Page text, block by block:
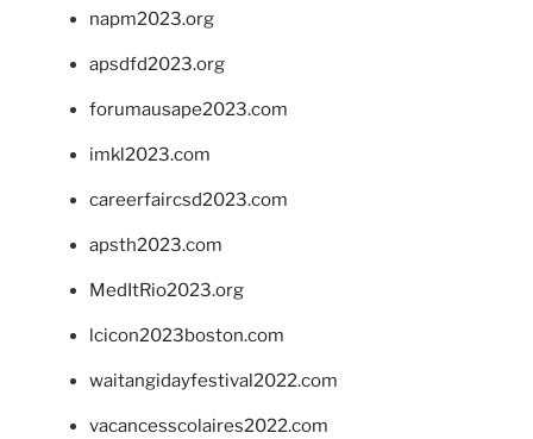
napm2023.org
apsdfd2023.org
forumausape2023.com
imkl2023.com
careerfaircsd2023.com
apsth2023.com
MedItRio2023.org
lcicon2023boston.com
waitangidayfestival2022.com
vacancesscolaires2022.com